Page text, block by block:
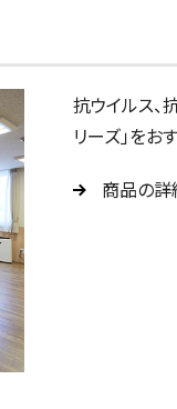
抗ウイルス、
リーズ」をお
商品の詳